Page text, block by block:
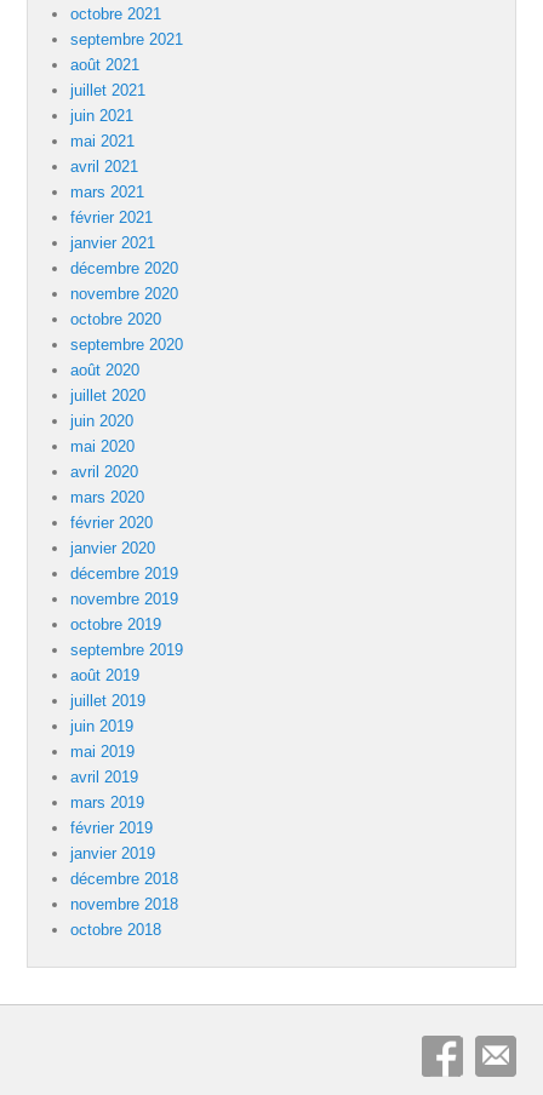
octobre 2021
septembre 2021
août 2021
juillet 2021
juin 2021
mai 2021
avril 2021
mars 2021
février 2021
janvier 2021
décembre 2020
novembre 2020
octobre 2020
septembre 2020
août 2020
juillet 2020
juin 2020
mai 2020
avril 2020
mars 2020
février 2020
janvier 2020
décembre 2019
novembre 2019
octobre 2019
septembre 2019
août 2019
juillet 2019
juin 2019
mai 2019
avril 2019
mars 2019
février 2019
janvier 2019
décembre 2018
novembre 2018
octobre 2018